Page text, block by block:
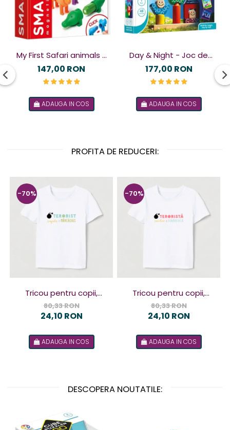
My First Safari animals -
Joc magnetic
147,00 RON
ADAUGA IN COS
Day & Night - Joc de
logică
177,00 RON
ADAUGA IN COS
PROFITA DE REDUCERI:
-70%
Tricou pentru copii,
design Terorist
80,33 RON
24,10 RON
ADAUGA IN COS
-70%
Tricou pentru copii,
design Terorista
80,33 RON
24,10 RON
ADAUGA IN COS
DESCOPERA NOUTATILE: